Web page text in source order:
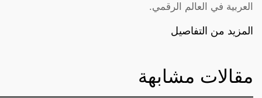
العربية في العالم الرقمي.
المزيد من التفاصيل
مقالات مشابهة